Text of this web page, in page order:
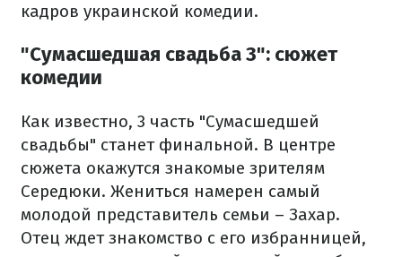
кадров украинской комедии.
"Сумасшедшая свадьба 3": сюжет
комедии
Как известно, 3 часть "Сумасшедшей
свадьбы" станет финальной. В центре
сюжета окажутся знакомые зрителям
Середюки. Жениться намерен самый
молодой представитель семьи – Захар.
Отец ждет знакомство с его избранницей,